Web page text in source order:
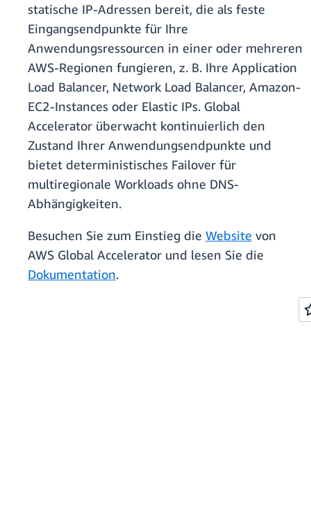
statische IP-Adressen bereit, die als feste
Eingangsendpunkte für Ihre
Anwendungsressourcen in einer oder mehreren
AWS-Regionen fungieren, z. B. Ihre Application
Load Balancer, Network Load Balancer, Amazon-
EC2-Instances oder Elastic IPs. Global
Accelerator überwacht kontinuierlich den
Zustand Ihrer Anwendungsendpunkte und
bietet deterministisches Failover für
multiregionale Workloads ohne DNS-
Abhängigkeiten.
Besuchen Sie zum Einstieg die Website von
AWS Global Accelerator und lesen Sie die
Dokumentation.